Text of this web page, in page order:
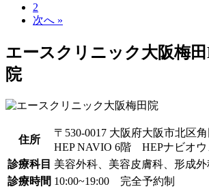
2
次へ »
エースクリニック大阪梅
院
住所
〒530-0017 大阪府大阪市北区
HEP NAVIO 6階 HEPナビオ
診療科目 美容外科、美容皮膚科、形成外
診療時間 10:00~19:00 完全予約制